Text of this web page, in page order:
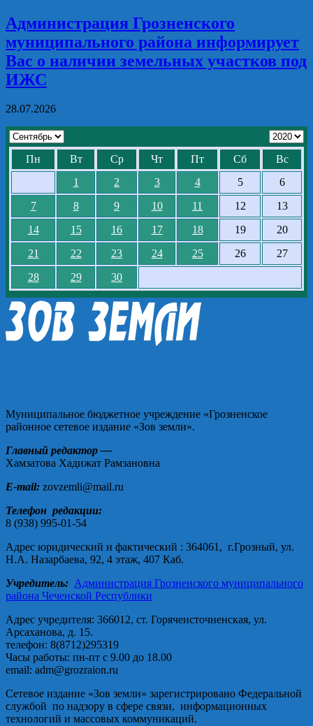
Администрация Грозненского
муниципального района информирует
Вас о наличии земельных участков под
ИЖС
28.07.2026
Пн Вт Ср Чт Пт Сб
Вс
1
2 3 4 5
6
7
8 9 10 11 12
13
14
15 16 17 18 19
20
21
22 23 24 25 26
27
28
29 30
Муниципальное бюджетное учреждение «Грозненское
районное сетевое издание «Зов земли».
Главный редактор —
Хамзатова Хадижат Рамзановна
E-mail: zovzemli@mail.ru
Телефон редакции:
8 (938) 995-01-54
Адрес юридический и фактический : 364061, г.Грозный, ул.
Н.А. Назарбаева, 92, 4 этаж, 407 Каб.
Учредитель: Администрация Грозненского муниципального
района Чеченской Республики
Адрес учредителя: 366012, ст. Горячеисточненская, ул.
Арсаханова, д. 15.
телефон: 8(8712)295319
Часы работы: пн-пт с 9.00 до 18.00
email: adm@grozraion.ru
Сетевое издание «Зов земли» зарегистрировано Федеральной
службой по надзору в сфере связи, информационных
технологий и массовых коммуникаций.